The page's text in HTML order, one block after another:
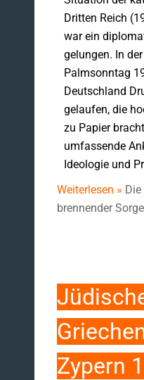
Dritten Reich
war ein
gelungen. In
Palmsonntag
Deutschland
gelaufen, die
zu Papier
umfassende
Ideologie und
Weiterlesen »
brennender
Zypern